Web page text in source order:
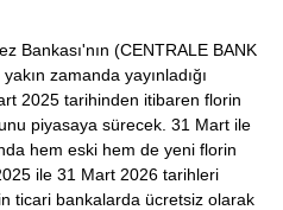
Bankası'nın (CENTRALE BANK
zamanda yayınladığı
2025 tarihinden itibaren florin
piyasaya sürecek. 31 Mart ile
hem eski hem de yeni florin
ile 31 Mart 2026 tarihleri
ticari bankalarda ücretsiz olarak